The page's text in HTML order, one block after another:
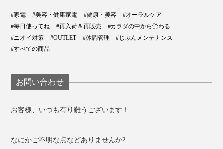
#家電 #美容・健康家電 #健康・美容
#オーラルケア
#毎日使ってね
#再入荷＆再販売
#カラダの中から労わる
#ニオイ対策
#OUTLET #体調管理
#じぶんメンテナンス
#すべての商品
お問い合わせ
お客様、いつも有り難うございます！
なにかご不明な点などありませんか?